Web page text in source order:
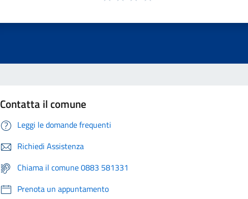
Contatta il comune
Leggi le domande frequenti
Richiedi Assistenza
Chiama il comune 0883 581331
Prenota un appuntamento